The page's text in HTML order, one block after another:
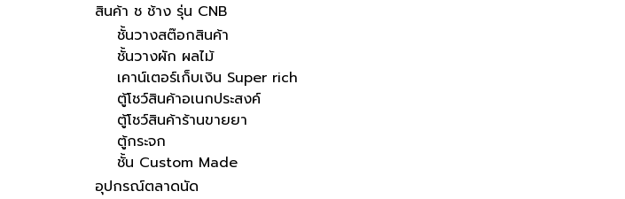
สินค้า ช ช้าง รุ่น CNB
ชั้นวางสต๊อกสินค้า
ชั้นวางผัก ผลไม้
เคาน์เตอร์เก็บเงิน Super rich
ตู้โชว์สินค้าอเนกประสงค์
ตู้โชว์สินค้าร้านขายยา
ตู้กระจก
ชั้น Custom Made
อุปกรณ์ตลาดนัด